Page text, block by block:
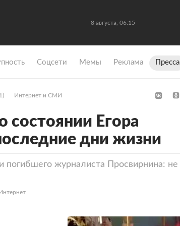
8 августа, 06:15
Coцсети Мемы Реклама Пресса
Интернет и СМИ
состоянии Егора
дни жизни
погибшего журналиста Просвирнина: не